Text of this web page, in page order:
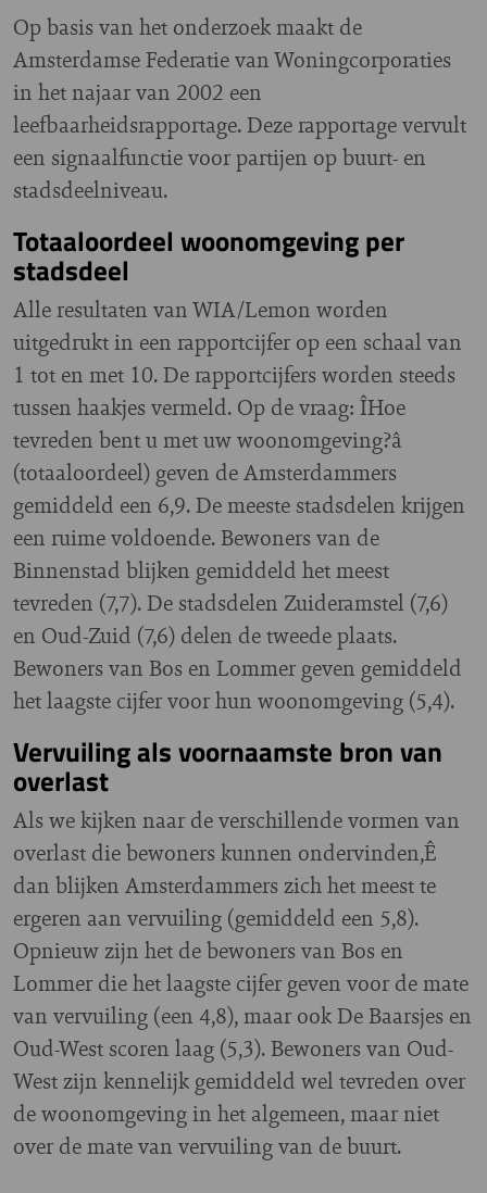
Op basis van het onderzoek maakt de
Amsterdamse Federatie van Woningcorporaties
in het najaar van 2002 een
leefbaarheidsrapportage. Deze rapportage vervult
een signaalfunctie voor partijen op buurt- en
stadsdeelniveau.
Totaaloordeel woonomgeving per
stadsdeel
Alle resultaten van WIA/Lemon worden
uitgedrukt in een rapportcijfer op een schaal van
1 tot en met 10. De rapportcijfers worden steeds
tussen haakjes vermeld. Op de vraag: ÎHoe
tevreden bent u met uw woonomgeving?â
(totaaloordeel) geven de Amsterdammers
gemiddeld een 6,9. De meeste stadsdelen krijgen
een ruime voldoende. Bewoners van de
Binnenstad blijken gemiddeld het meest
tevreden (7,7). De stadsdelen Zuideramstel (7,6)
en Oud-Zuid (7,6) delen de tweede plaats.
Bewoners van Bos en Lommer geven gemiddeld
het laagste cijfer voor hun woonomgeving (5,4).
Vervuiling als voornaamste bron van
overlast
Als we kijken naar de verschillende vormen van
overlast die bewoners kunnen ondervinden,Ê
dan blijken Amsterdammers zich het meest te
ergeren aan vervuiling (gemiddeld een 5,8).
Opnieuw zijn het de bewoners van Bos en
Lommer die het laagste cijfer geven voor de mate
van vervuiling (een 4,8), maar ook De Baarsjes en
Oud-West scoren laag (5,3). Bewoners van Oud-
West zijn kennelijk gemiddeld wel tevreden over
de woonomgeving in het algemeen, maar niet
over de mate van vervuiling van de buurt.